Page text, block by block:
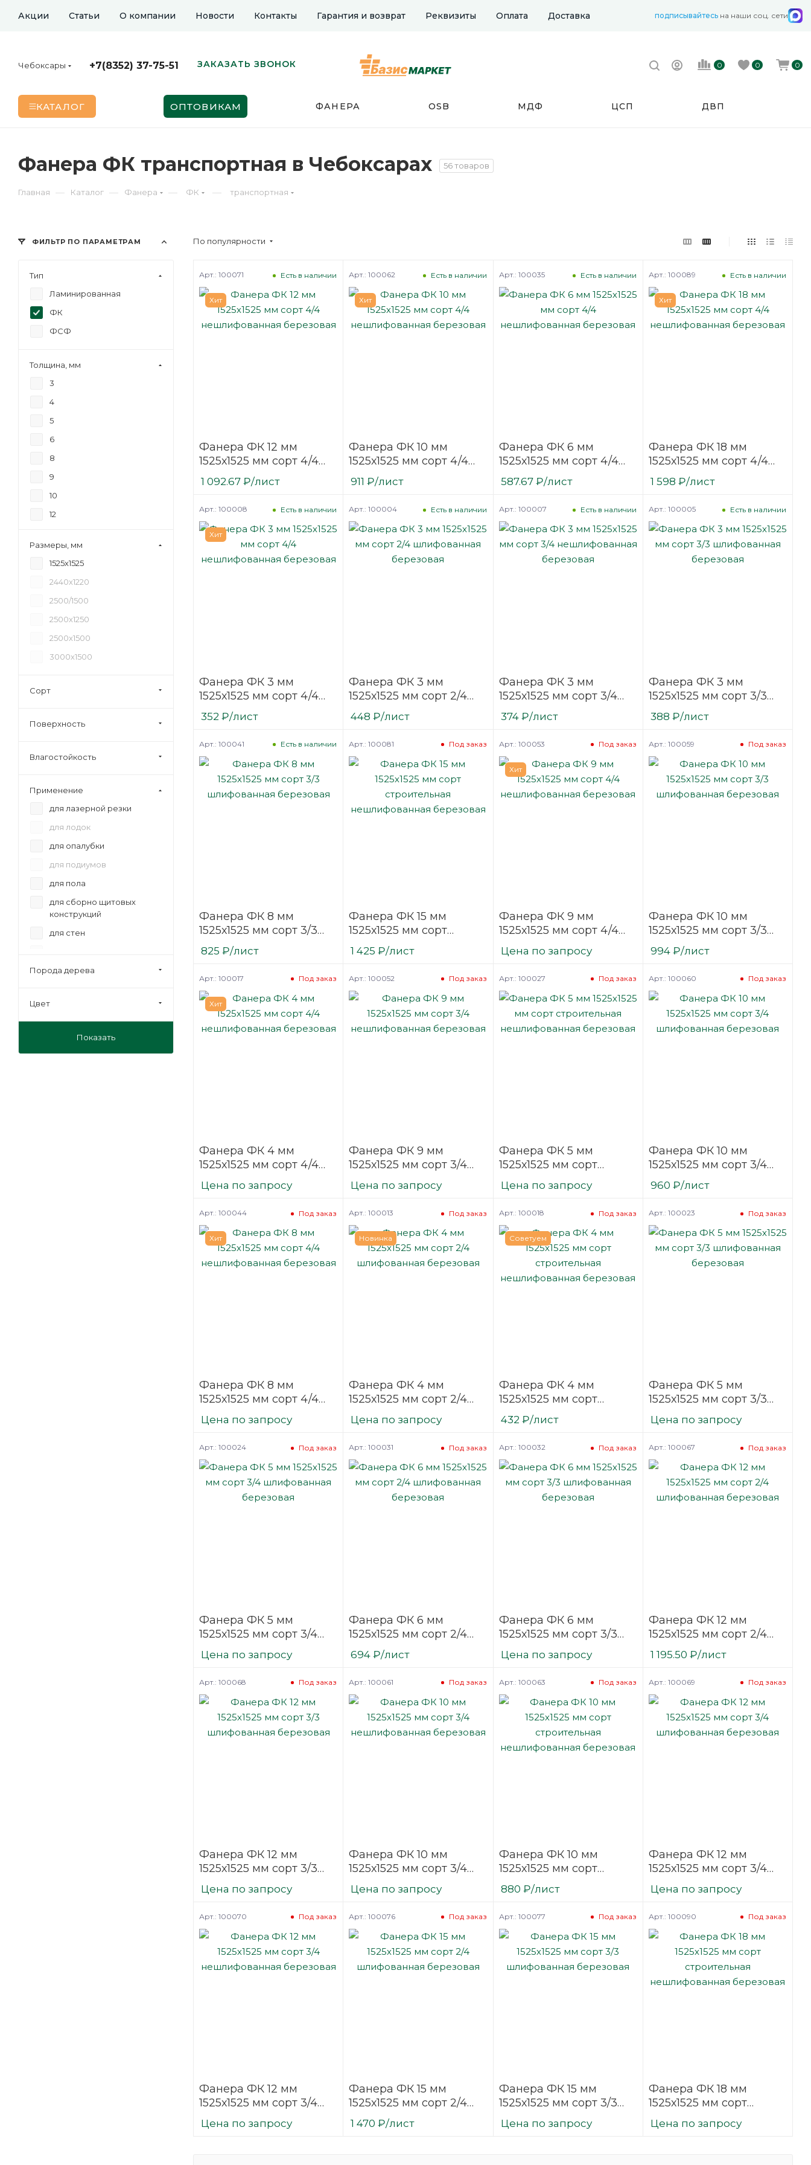
Акции Статьи О компании Новости Контакты Гарантия и возврат Реквизиты Оплата Доставка подписывайтесь на наши соц. сети
Чебоксары +7(8352) 37-75-51 ЗАКАЗАТЬ ЗВОНОК 0 0 0
КАТАЛОГ ОПТОВИКАМ ФАНЕРА OSB МДФ ЦСП ДВП
Фанера ФК транспортная в Чебоксарах 56 товаров
Главная — Каталог — Фанера — ФК — транспортная
По популярности
Хит
Фанера ФК 12 мм
1525х1525 мм сорт 4/4
нешлифованная
березовая
Есть в наличии
Арт.: 100071
1 092.67 ₽/лист
Хит
Фанера ФК 10 мм
1525х1525 мм сорт 4/4
нешлифованная
березовая
Есть в наличии
Арт.: 100062
911 ₽/лист
Фанера ФК 6 мм
1525х1525 мм сорт 4/4
нешлифованная
березовая
Есть в наличии
Арт.: 100035
587.67₽/лист
Хит
Фанера ФК 18 мм
1525х1525 мм сорт 4/4
нешлифованная
березовая
Есть в наличии
Арт.: 100089
1 598 ₽/лист
Хит
Фанера ФК 3 мм
1525х1525 мм сорт 4/4
нешлифованная
березовая
Есть в наличии
Арт.: 100008
352 ₽/лист
Фанера ФК 3 мм
1525х1525 мм сорт 2/4
шлифованная
березовая
Есть в наличии
Арт.: 100004
448 ₽/лист
Фанера ФК 3 мм
1525х1525 мм сорт 3/4
нешлифованная
березовая
Есть в наличии
Арт.: 100007
374₽/лист
Фанера ФК 3 мм
1525х1525 мм сорт 3/3
шлифованная
березовая
Есть в наличии
Арт.: 100005
388 ₽/лист
Фанера ФК 8 мм
1525х1525 мм сорт 3/3
шлифованная
березовая
Есть в наличии
Арт.: 100041
825 ₽/лист
Фанера ФК 15 мм
1525х1525 мм сорт
строительная
нешлифованная
Под заказ
Арт.: 100081
1 425 ₽/лист
Хит
Фанера ФК 9 мм
1525х1525 мм сорт 4/4
нешлифованная
березовая
Под заказ
Арт.: 100053
Цена по запросу
Фанера ФК 10 мм
1525х1525 мм сорт 3/3
шлифованная
березовая
Под заказ
Арт.: 100059
994₽/лист
Хит
Фанера ФК 4 мм
1525х1525 мм сорт 4/4
нешлифованная
березовая
Под заказ
Арт.: 100017
Цена по запросу
Фанера ФК 9 мм
1525х1525 мм сорт 3/4
нешлифованная
березовая
Под заказ
Арт.: 100052
Цена по запросу
Фанера ФК 5 мм
1525х1525 мм сорт
строительная
нешлифованная
Под заказ
Арт.: 100027
Цена по запросу
Фанера ФК 10 мм
1525х1525 мм сорт 3/4
шлифованная
березовая
Под заказ
Арт.: 100060
960 ₽/лист
Хит
Фанера ФК 8 мм
1525х1525 мм сорт 4/4
нешлифованная
березовая
Под заказ
Арт.: 100044
Цена по запросу
Новинка
Фанера ФК 4 мм
1525х1525 мм сорт 2/4
шлифованная
березовая
Под заказ
Арт.: 100013
Цена по запросу
Советуем
Фанера ФК 4 мм
1525х1525 мм сорт
строительная
нешлифованная
Под заказ
Арт.: 100018
432 ₽/лист
Фанера ФК 5 мм
1525х1525 мм сорт 3/3
шлифованная
березовая
Под заказ
Арт.: 100023
Цена по запросу
Фанера ФК 5 мм
1525х1525 мм сорт 3/4
шлифованная
березовая
Под заказ
Арт.: 100024
Цена по запросу
Фанера ФК 6 мм
1525х1525 мм сорт 2/4
шлифованная
березовая
Под заказ
Арт.: 100031
694 ₽/лист
Фанера ФК 6 мм
1525х1525 мм сорт 3/3
шлифованная
березовая
Под заказ
Арт.: 100032
Цена по запросу
Фанера ФК 12 мм
1525х1525 мм сорт 2/4
шлифованная
березовая
Под заказ
Арт.: 100067
1 195.50 ₽/лист
Фанера ФК 12 мм
1525х1525 мм сорт 3/3
шлифованная
березовая
Под заказ
Арт.: 100068
Цена по запросу
Фанера ФК 10 мм
1525х1525 мм сорт 3/4
нешлифованная
березовая
Под заказ
Арт.: 100061
Цена по запросу
Фанера ФК 10 мм
1525х1525 мм сорт
строительная
нешлифованная
Под заказ
Арт.: 100063
880 ₽/лист
Фанера ФК 12 мм
1525х1525 мм сорт 3/4
шлифованная
березовая
Под заказ
Арт.: 100069
Цена по запросу
Фанера ФК 12 мм
1525х1525 мм сорт 3/4
нешлифованная
березовая
Под заказ
Арт.: 100070
Цена по запросу
Фанера ФК 15 мм
1525х1525 мм сорт 2/4
шлифованная
березовая
Под заказ
Арт.: 100076
1 470 ₽/лист
Фанера ФК 15 мм
1525х1525 мм сорт 3/3
шлифованная
березовая
Под заказ
Арт.: 100077
Цена по запросу
Фанера ФК 18 мм
1525х1525 мм сорт
строительная
нешлифованная
Под заказ
Арт.: 100090
Цена по запросу
ФИЛЬТР ПО ПАРАМЕТРАМ
Тип
Ламинированная
ФК
ФСФ
Толщина, мм
3
4
5
6
8
9
10
12
18
Размеры, мм
1525х1525
2440х1220
2500/1500
2500х1250
2500х1500
3000х1500
Сорт
Поверхность
Влагостойкость
Применение
для лазерной резки
для лодок
для опалубки
для подиумов
для пола
для сборно щитовых
конструкций
для стен
мебельная
на лаги
отделка
Порода дерева
Цвет
Показать